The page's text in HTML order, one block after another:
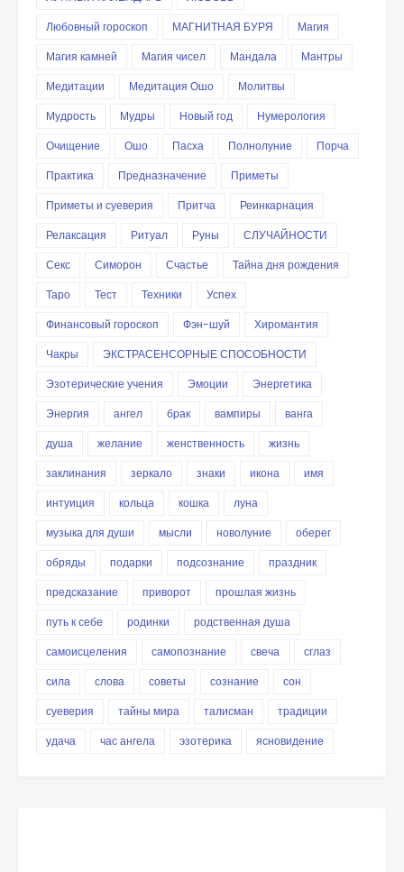
Любовный гороскоп
МАГНИТНАЯ БУРЯ
Магия
Магия камней
Магия чисел Мандала
Мантры
Медитации
Медитация Ошо
Молитвы
Мудрость
Мудры Новый год
Нумерология
Очищение
Ошо Пасха Полнолуние
Порча
Практика
Предназначение
Приметы
Приметы и суеверия
Притча
Реинкарнация
Релаксация
Ритуал Руны
СЛУЧАЙНОСТИ
Секс
Симорон Счастье
Тайна дня рождения
Таро
Тест Техники
Успех
Финансовый гороскоп
Фэн-шуй
Хиромантия
Чакры
ЭКСТРАСЕНСОРНЫЕ СПОСОБНОСТИ
Эзотерические учения
Эмоции
Энергетика
Энергия
ангел брак вампиры
ванга
душа
желание женственность
жизнь
заклинания
зеркало знаки икона
имя
интуиция
кольца кошка
луна
музыка для души
мысли новолуние
оберег
обряды
подарки подсознание
праздник
предсказание
приворот
прошлая жизнь
путь к себе
родинки
родственная душа
самоисцеления
самопознание свеча
сглаз
сила
слова советы сознание
сон
суеверия
тайны мира талисман
традиции
удача
час ангела эзотерика ясновидение